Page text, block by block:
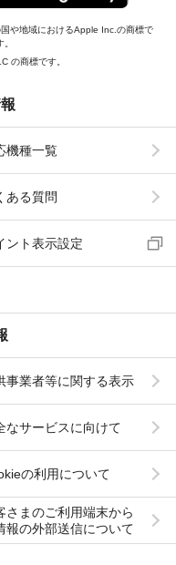
や地域におけるApple Inc.の商標で
の商標です。
機種一覧
ある質問
ント表示設定
事業者等に関する表示
なサービスに向けて
の利用について
さまのご利用端末から
報の外部送信について